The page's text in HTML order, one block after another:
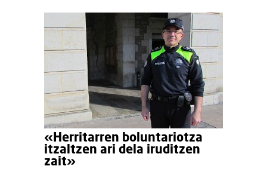
«Herritarren boluntariotza
itzaltzen ari dela iruditzen
zait»